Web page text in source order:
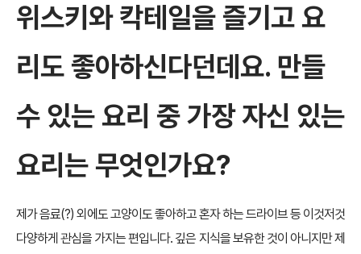
위스키와 칵테일을 즐기고 요
리도 좋아하신다던데요. 만들
수 있는 요리 중 가장 자신 있는
요리는 무엇인가요?
제가 음료(?) 외에도 고양이도 좋아하고 혼자 하는 드라이브 등 이것저것
다양하게 관심을 가지는 편입니다. 깊은 지식을 보유한 것이 아니지만 제